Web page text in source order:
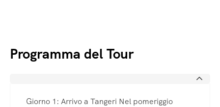
Programma del Tour
Giorno 1: Arrivo a Tangeri Nel pomeriggio